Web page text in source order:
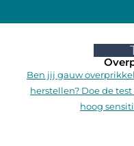
Ben jij gauw
herstellen? Doe de
hoog